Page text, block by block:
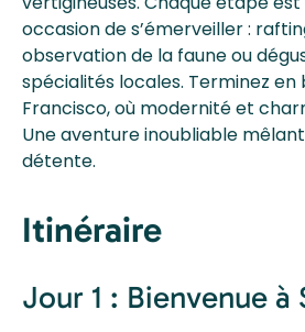
occasion de s’émerveiller :
observation de la faune ou
spécialités locales. Terminez en
Francisco, où modernité et
Une aventure inoubliable
détente.
Itinéraire
Jour 1 : Bienvenue à